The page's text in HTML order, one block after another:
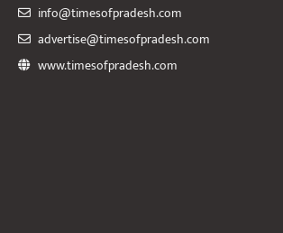
info@timesofpradesh.com
advertise@timesofpradesh.com
www.timesofpradesh.com